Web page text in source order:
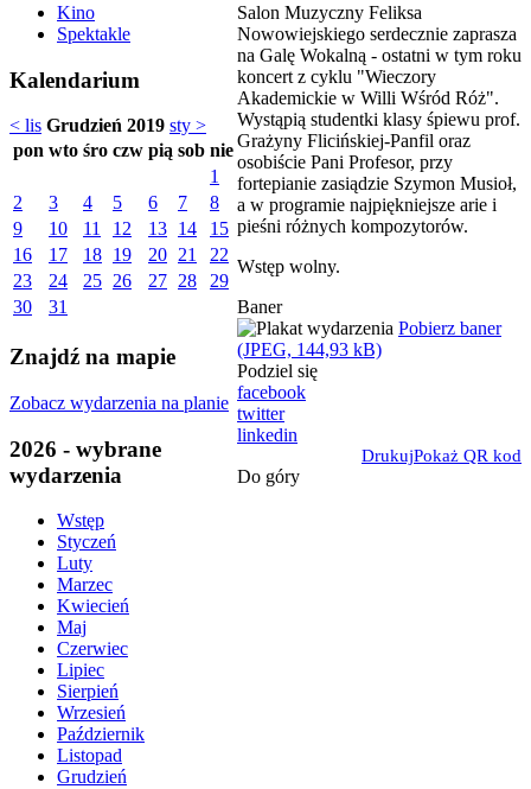
Kino
Spektakle
Kalendarium
< lis Grudzień 2019 sty >
pon wto śro czw pią sob nie
1
2
3 4 5 6 7
8
9
10 11 12 13 14
15
16
17 18 19 20 21
22
23
24 25 26 27 28
29
30
31
Znajdź na mapie
Zobacz wydarzenia na planie
2026 - wybrane
wydarzenia
Wstęp
Styczeń
Luty
Marzec
Kwiecień
Maj
Czerwiec
Lipiec
Sierpień
Wrzesień
Październik
Listopad
Grudzień
Salon Muzyczny Feliksa
Nowowiejskiego serdecznie zaprasza
na Galę Wokalną - ostatni w tym roku
koncert z cyklu "Wieczory
Akademickie w Willi Wśród Róż".
Wystąpią studentki klasy śpiewu prof.
Grażyny Flicińskiej-Panfil oraz
osobiście Pani Profesor, przy
fortepianie zasiądzie Szymon Musioł,
a w programie najpiękniejsze arie i
pieśni różnych kompozytorów.
Wstęp wolny.
Baner
Pobierz baner
(JPEG, 144,93 kB)
Podziel się
facebook
twitter
linkedin
DrukujPokaż QR kod
Do góry